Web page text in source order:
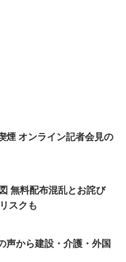
見の
崩リスクも
声から建設・介護・外国